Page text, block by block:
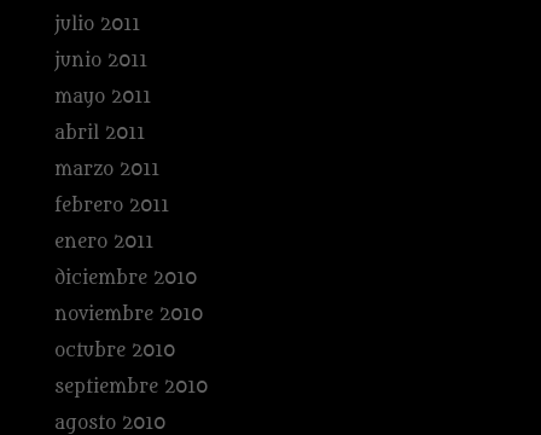
julio 2011
junio 2011
mayo 2011
abril 2011
marzo 2011
febrero 2011
enero 2011
diciembre 2010
noviembre 2010
octubre 2010
septiembre 2010
agosto 2010